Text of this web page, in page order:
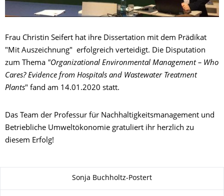
Frau Christin Seifert hat ihre Dissertation mit dem Prädikat
"Mit Auszeichnung" erfolgreich verteidigt. Die Disputation
zum Thema "Organizational Environmental Management – Who
Cares? Evidence from Hospitals and Wastewater Treatment
Plants" fand am 14.01.2020 statt.
Das Team der Professur für Nachhaltigkeitsmanagement und
Betriebliche Umweltökonomie gratuliert ihr herzlich zu
diesem Erfolg!
About this pageSonja Buchholtz-Postert